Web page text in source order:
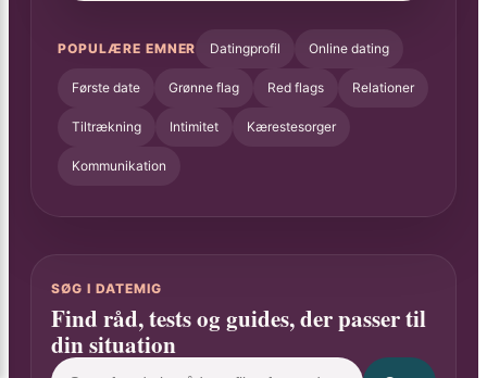
POPULÆRE EMNER Datingprofil Online dating
Første date Grønne flag Red flags Relationer
Tiltrækning Intimitet Kærestesorger
Kommunikation
SØG I DATEMIG
Find råd, tests og guides, der passer til
din situation